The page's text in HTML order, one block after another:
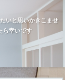
いと思いかきこませ
ら幸いです